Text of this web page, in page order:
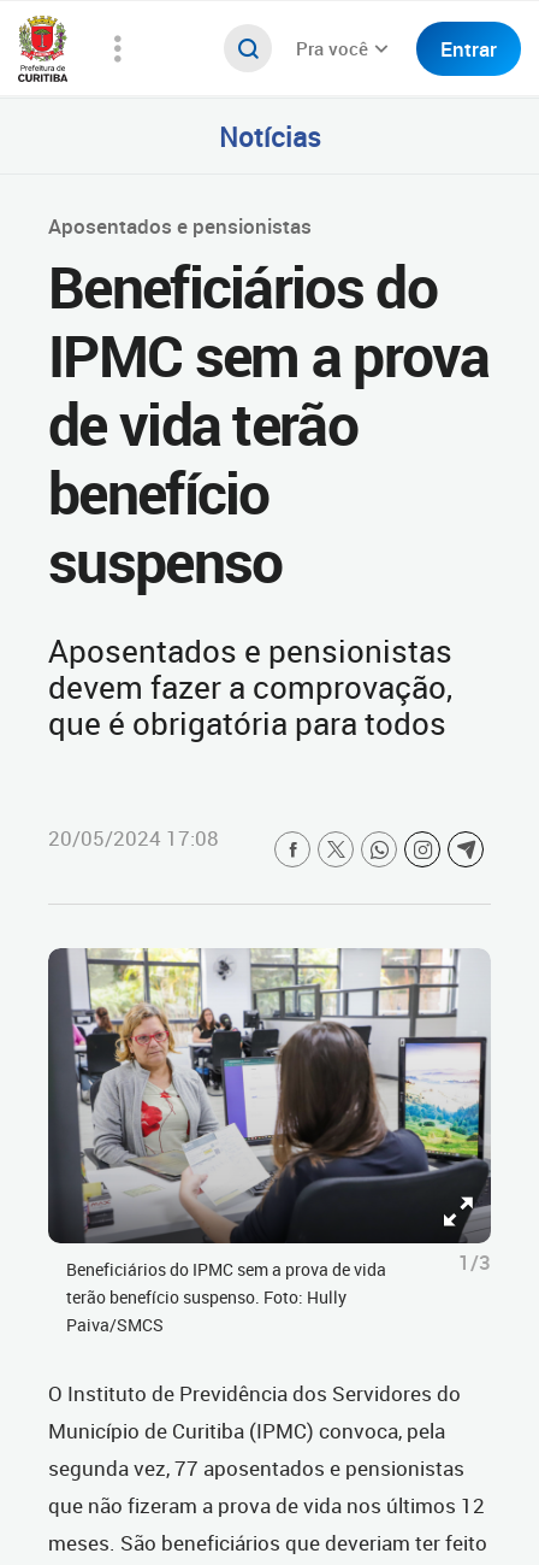
Pra você Entrar
Notícias
Aposentados e pensionistas
Beneficiários do
IPMC sem a prova
de vida terão
benefício
suspenso
Aposentados e pensionistas
devem fazer a comprovação,
que é obrigatória para todos
20/05/2024 17:08
Beneficiários do IPMC sem a prova de vida
terão benefício suspenso. Foto: Hully
Paiva/SMCS
1/3
O Instituto de Previdência dos Servidores do
Município de Curitiba (IPMC) convoca, pela
segunda vez, 77 aposentados e pensionistas
que não fizeram a prova de vida nos últimos 12
meses. São beneficiários que deveriam ter feito